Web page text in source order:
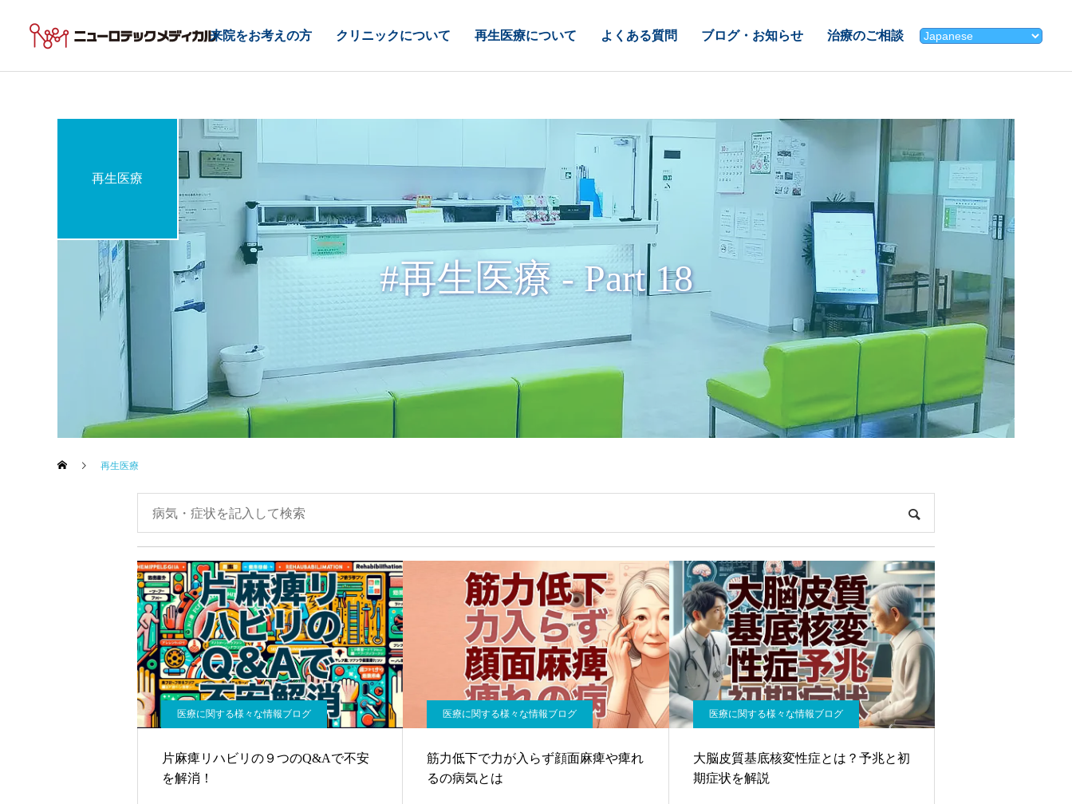
来院をお考えの方 クリニックについて 再生医療について よくある質問 ブログ・お知らせ 治療のご相談
#再生医療 - Part 18
再生医療
再生医療
医療に関する様々な情報ブログ
片麻痺リハビリの９つのQ&Aで不安
を解消！
医療に関する様々な情報ブログ
筋力低下で力が入らず顔面麻痺や痺れ
るの病気とは
医療に関する様々な情報ブログ
大脳皮質基底核変性症とは？予兆と初
期症状を解説